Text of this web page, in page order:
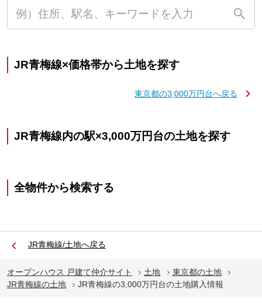
JR青梅線×価格帯から土地を探す
東京都の3,000万円台へ戻る
JR青梅線内の駅×3,000万円台の土地を探す
全物件から検索する
JR青梅線/土地へ戻る
オープンハウス 戸建て仲介サイト 土地
東京都の土地
JR青梅線の土地
JR青梅線の3,000万円台の土地購入情報